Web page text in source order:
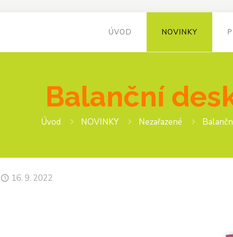
ÚVOD NOVINKY
Balanční
Úvod NOVINKY Nezařazené
16. 9. 2022